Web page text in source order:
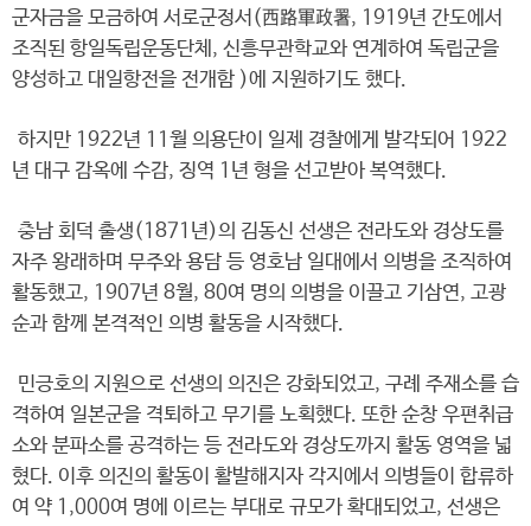
군자금을 모금하여 서로군정서(西路軍政署, 1919년 간도에서
조직된 항일독립운동단체, 신흥무관학교와 연계하여 독립군을
양성하고 대일항전을 전개함 )에 지원하기도 했다.
하지만 1922년 11월 의용단이 일제 경찰에게 발각되어 1922
년 대구 감옥에 수감, 징역 1년 형을 선고받아 복역했다.
충남 회덕 출생(1871년)의 김동신 선생은 전라도와 경상도를
자주 왕래하며 무주와 용담 등 영호남 일대에서 의병을 조직하여
활동했고, 1907년 8월, 80여 명의 의병을 이끌고 기삼연, 고광
순과 함께 본격적인 의병 활동을 시작했다.
민긍호의 지원으로 선생의 의진은 강화되었고, 구례 주재소를 습
격하여 일본군을 격퇴하고 무기를 노획했다. 또한 순창 우편취급
소와 분파소를 공격하는 등 전라도와 경상도까지 활동 영역을 넓
혔다. 이후 의진의 활동이 활발해지자 각지에서 의병들이 합류하
여 약 1,000여 명에 이르는 부대로 규모가 확대되었고, 선생은